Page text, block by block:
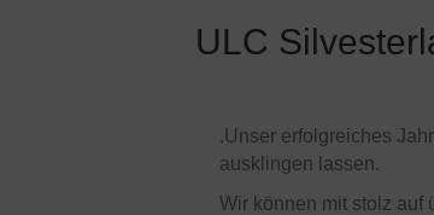
ULC
.Unser erfolgreiches
ausklingen lassen.
Wir können mit stolz auf